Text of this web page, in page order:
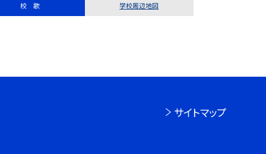
校 歌 学校周辺地図
サイトマップ